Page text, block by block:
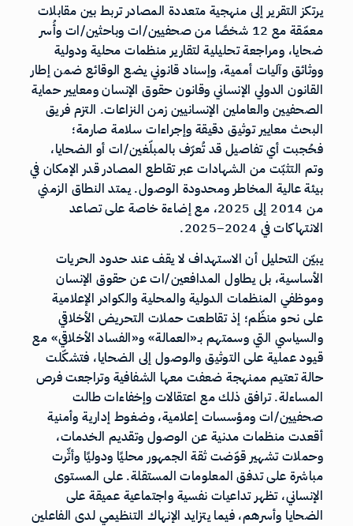
يرتكز التقرير إلى منهجية متعددة المصادر تربط بين مقابلات
معمّقة مع 12 شخصًا من صحفيين/ات وباحثين/ات وأُسر
ضحايا، ومراجعة تحليلية لتقارير منظمات محلية ودولية
ووثائق وآليات أممية، وإسناد قانوني يضع الوقائع ضمن إطار
القانون الدولي الإنساني وقانون حقوق الإنسان ومعايير حماية
الصحفيين والعاملين الإنسانيين زمن النزاعات. التزم فريق
البحث معايير توثيق دقيقة وإجراءات سلامة صارمة؛
فحُجبت أي تفاصيل قد تُعرّف بالمبلّغين/ات أو الضحايا،
وتم التثبّت من الشهادات عبر تقاطع المصادر قدر الإمكان في
بيئة عالية المخاطر ومحدودة الوصول. يمتد النطاق الزمني
من 2014 إلى 2025، مع إضاءة خاصة على تصاعد
الانتهاكات في 2024–2025.
يبيّن التحليل أن الاستهداف لا يقف عند حدود الحريات
الأساسية، بل يطاول المدافعين/ات عن حقوق الإنسان
وموظفي المنظمات الدولية والمحلية والكوادر الإعلامية
على نحو منظّم؛ إذ تقاطعت حملات التحريض الأخلاقي
والسياسي التي وسمتهم بـ«العمالة» و«الفساد الأخلاقي» مع
قيود عملية على التوثيق والوصول إلى الضحايا، فتشكّلت
حالة تعتيم ممنهجة ضعفت معها الشفافية وتراجعت فرص
المساءلة. ترافق ذلك مع اعتقالات وإخفاءات طالت
صحفيين/ات ومؤسسات إعلامية، وضغوط إدارية وأمنية
أقعدت منظمات مدنية عن الوصول وتقديم الخدمات،
وحملات تشهير قوّضت ثقة الجمهور محليًا ودوليًا وأثّرت
مباشرة على تدفق المعلومات المستقلة. على المستوى
الإنساني، تظهر تداعيات نفسية واجتماعية عميقة على
الضحايا وأسرهم، فيما يتزايد الإنهاك التنظيمي لدى الفاعلين